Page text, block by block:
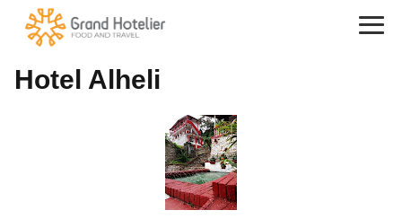
Hotel Alheli